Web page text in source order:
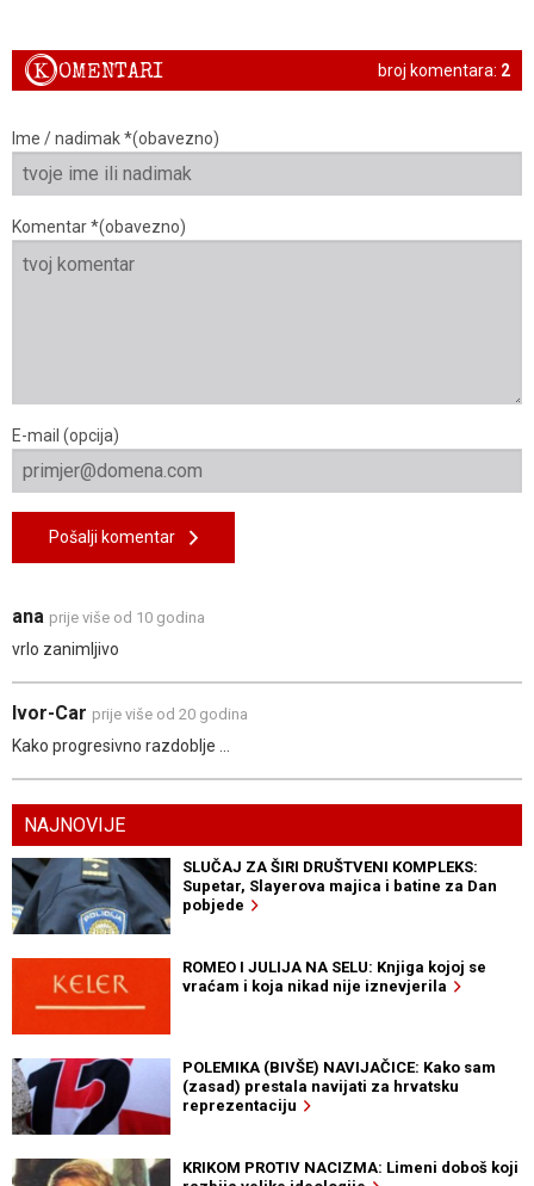
broj komentara: 2
KOMENTARI
Ime / nadimak *(obavezno)
Komentar *(obavezno)
E-mail (opcija)
Pošalji komentar
ana prije više od 10 godina
vrlo zanimljivo
Ivor-Car prije više od 20 godina
Kako progresivno razdoblje ...
NAJNOVIJE
SLUČAJ ZA ŠIRI DRUŠTVENI KOMPLEKS:
Supetar, Slayerova majica i batine za Dan
pobjede
ROMEO I JULIJA NA SELU: Knjiga kojoj se
vraćam i koja nikad nije iznevjerila
POLEMIKA (BIVŠE) NAVIJAČICE: Kako sam
(zasad) prestala navijati za hrvatsku
reprezentaciju
KRIKOM PROTIV NACIZMA: Limeni doboš koji